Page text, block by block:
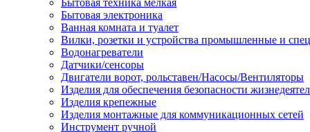
Бытовая техника мелкая
Бытовая электроника
Ванная комната и туалет
Вилки, розетки и устройства промышленные и
Водонагреватели
Датчики/сенсоры
Двигатели ворот, рольставен/Насосы/Вентиляторы
Изделия для обеспечения безопасности
Изделия крепежные
Изделия монтажные для коммуникационных сетей
Инструмент ручной